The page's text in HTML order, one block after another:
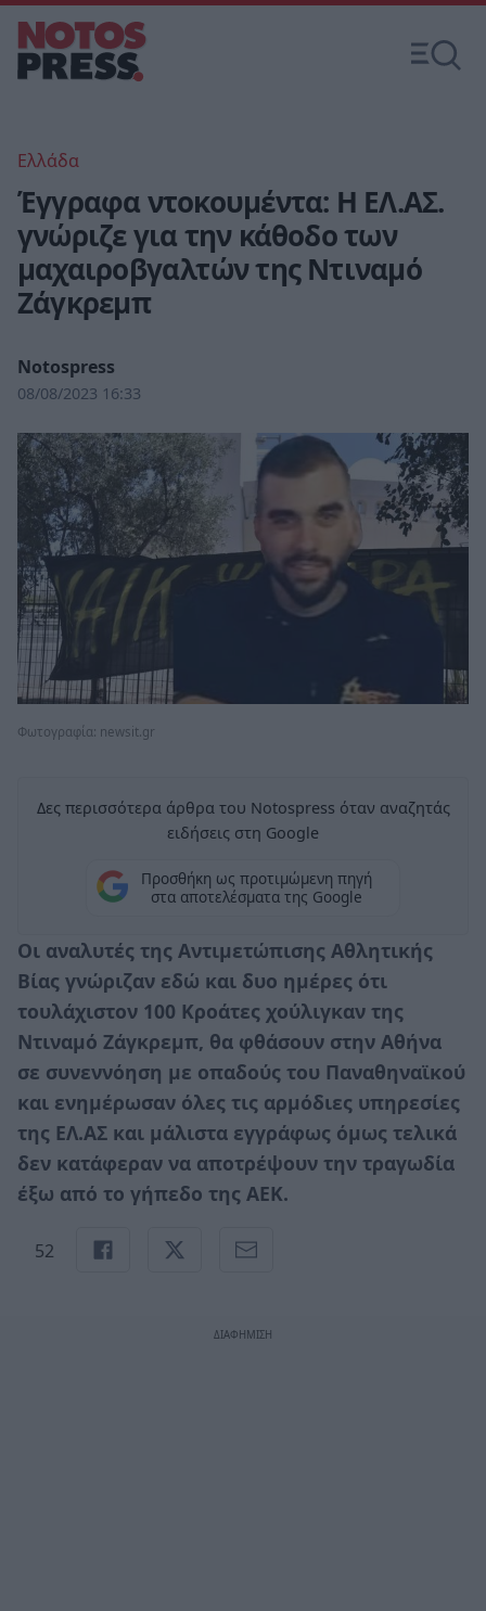
Ελλάδα
Έγγραφα ντοκουμέντα: Η ΕΛ.ΑΣ.
γνώριζε για την κάθοδο των
μαχαιροβγαλτών της Ντιναμό
Ζάγκρεμπ
Notospress
08/08/2023 16:33
Φωτογραφία: newsit.gr
Δες περισσότερα άρθρα του Notospress όταν αναζητάς
ειδήσεις στη Google
Προσθήκη ως προτιμώμενη πηγή
στα αποτελέσματα της Google
Οι αναλυτές της Αντιμετώπισης Αθλητικής
Βίας γνώριζαν εδώ και δυο ημέρες ότι
τουλάχιστον 100 Κροάτες χούλιγκαν της
Ντιναμό Ζάγκρεμπ, θα φθάσουν στην Αθήνα
σε συνεννόηση με οπαδούς του Παναθηναϊκού
και ενημέρωσαν όλες τις αρμόδιες υπηρεσίες
της ΕΛ.ΑΣ και μάλιστα εγγράφως όμως τελικά
δεν κατάφεραν να αποτρέψουν την τραγωδία
έξω από το γήπεδο της ΑΕΚ.
52